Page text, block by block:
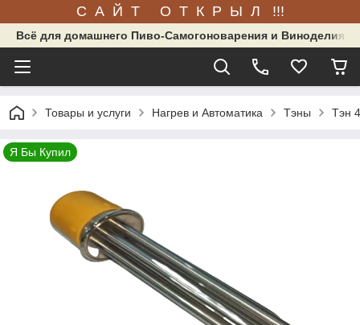
С А Й Т О Т К Р Ы Л !!!
Всё для домашнего Пиво-Самогоноварения и Виноделия.
Товары и услуги Нагрев и Автоматика Тэны Тэн
Я Бы Купил